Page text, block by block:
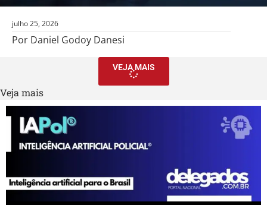
julho 25, 2026
Por Daniel Godoy Danesi
VEJA MAIS
Veja mais